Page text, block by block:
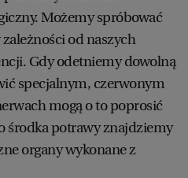
Możemy spróbować
od naszych
Gdy odetniemy dowolną
specjalnym, czerwonym
mogą o to poprosić
środka potrawy znajdziemy
organy wykonane z